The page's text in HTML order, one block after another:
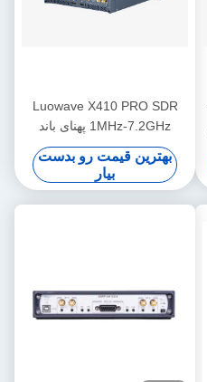
Luowave X410 PRO SDR
1MHz-7.2GHz پهنای باند
400MHz 4 کاناله
بهترین قیمت رو بدست
بیار